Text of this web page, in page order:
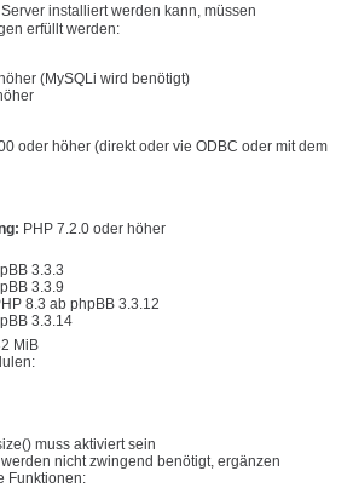
installiert werden kann, müssen
erfüllt werden:
(MySQLi wird benötigt)
oder höher (direkt oder vie ODBC oder mit dem
PHP 7.2.0 oder höher
3.3.3
3.3.9
8.3 ab phpBB 3.3.12
3.3.14
MiB
muss aktiviert sein
nicht zwingend benötigt, ergänzen
Funktionen: